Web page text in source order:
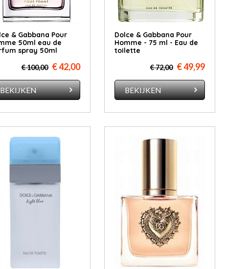
& Gabbana Pour
50ml eau de
spray 50ml
€ 100,00 € 42,00
BEKIJKEN
Dolce & Gabbana Pour
Homme - 75 ml - Eau de
toilette
€ 72,00 € 49,99
BEKIJKEN